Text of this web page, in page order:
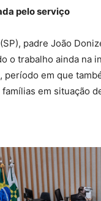
pelo serviço
padre João
o trabalho ainda na
período em que
em situação